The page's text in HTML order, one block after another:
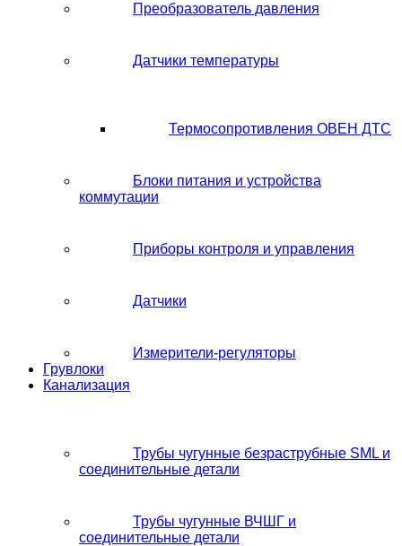
Преобразователь давления
Датчики температуры
Термосопротивления ОВЕН ДТС
Блоки питания и устройства
коммутации
Приборы контроля и управления
Датчики
Измерители-регуляторы
Грувлоки
Канализация
Трубы чугунные безраструбные SML и
соединительные детали
Трубы чугунные ВЧШГ и
соединительные детали